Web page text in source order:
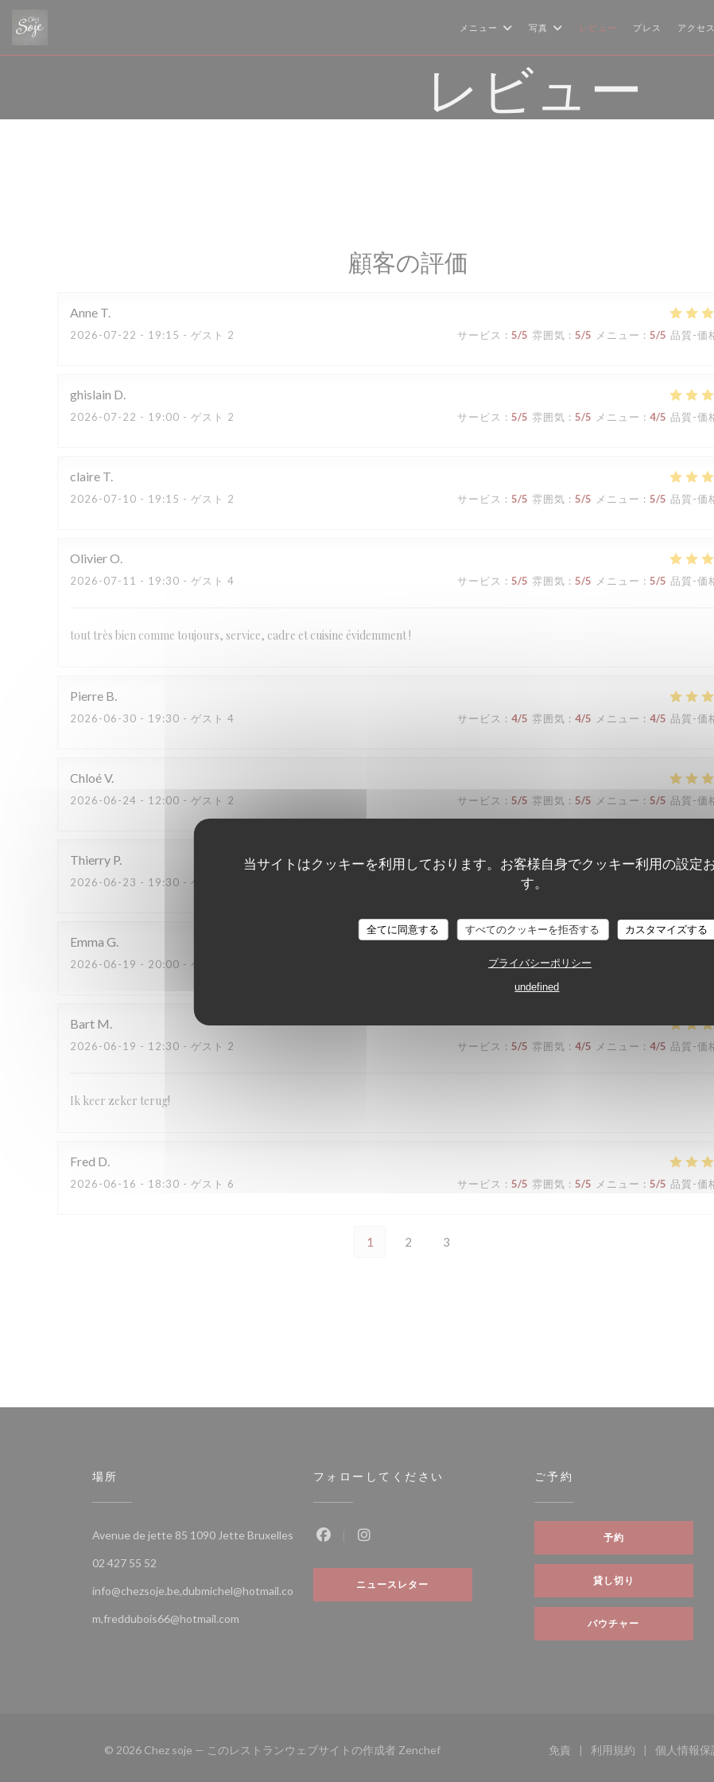
当サイトはクッキーを利用しております。お客様自身でクッキー利用の設定
す。
全てに同意する すべてのクッキーを拒否する カスタマイズする
プライバシーポリシー
undefined
メニュー 写真 レビュー プレス アクセ
レビュー
顧客の評価
Anne T
2026-07-22 - 19:15 - ゲスト 2 サービス : 5/5 雰囲気 : 5/5 メニュー : 5/5 品質-価
ghislain D
2026-07-22 - 19:00 - ゲスト 2 サービス : 5/5 雰囲気 : 5/5 メニュー : 4/5 品質-価
claire T
2026-07-10 - 19:15 - ゲスト 2 サービス : 5/5 雰囲気 : 5/5 メニュー : 5/5 品質-価
OlivierO
2026-07-11 - 19:30 - ゲスト 4 サービス : 5/5 雰囲気 : 5/5 メニュー : 5/5 品質-価
tout très bien comme toujours, service, cadre et cuisine évidemment !
Pierre B
2026-06-30 - 19:30 - ゲスト 4 サービス : 4/5 雰囲気 : 4/5 メニュー : 4/5 品質-価
ChloéV
2026-06-24 - 12:00 - ゲスト 2 サービス : 5/5 雰囲気 : 5/5 メニュー : 5/5 品質-価
Thierry P
2026-06-23 - 19:30 - ゲスト 2 /5 雰囲気
Emma G
2026-06-19 - 20:00 - ゲスト 2 サービス: 5/5 雰囲気: 5/5
Bart M
2026-06-19 - 12:30 - ゲスト 2 サービス : 5/5 雰囲気 : 4/5 メニュー : 4/5 品質-価
Ik keer zeker terug!
Fred D
2026-06-16 - 18:30 - ゲスト 6 サービス : 5/5 雰囲気 : 5/5 メニュー : 5/5 品質-価
1 2 3
場所
Avenue de jette 85 1090 Jette Bruxelles((新しいウィンドウで開きます))
02 427 55 52
info@chezsoje.be,dubmichel@hotmail.co
m,freddubois66@hotmail.com
フォローしてください
Instagram ((新しいウィンドウで開きます))
ニュースレター
ご予約
予約
貸し切り
バウチャー
© 2026 Chez soje — このレストランウェブサイトの作成者 Zenchef((新しいウィンドウで開きます))
免責
((新しいウィンドウで開きま
利用規約
((新しいウィンド
個人情報保